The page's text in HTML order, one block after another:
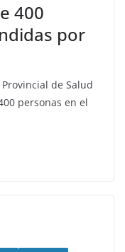
400
por
de Salud
personas en el